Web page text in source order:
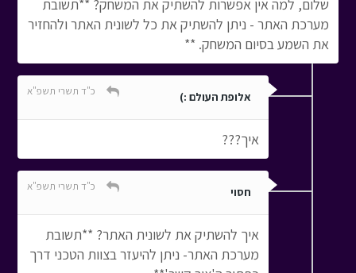
שלום, למה אין אפשרות להשתיק את המשחק? **תשובת
מערכת האתר - ניתן להשתיק את כל לשונית האתר ולהחזיר
את השמע בסיום המשחק. **
אלופת העולם :) כ"ד תשרי תשפ"א
איך???
חסוי כ"ד תשרי תשפ"א
איך להשתיק את לשונית האתר? **תשובת
מערכת האתר- ניתן להיעזר בצוות הטכני דרך